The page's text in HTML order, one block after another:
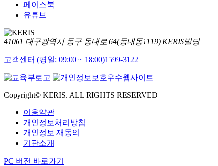
페이스북
유튜브
41061 대구광역시 동구 동내로 64(동내동1119) KERIS빌딩
고객센터 (평일: 09:00 ~ 18:00)1599-3122
Copyright© KERIS. ALL RIGHTS RESERVED
이용약관
개인정보처리방침
개인정보 재동의
기관소개
PC 버전 바로가기